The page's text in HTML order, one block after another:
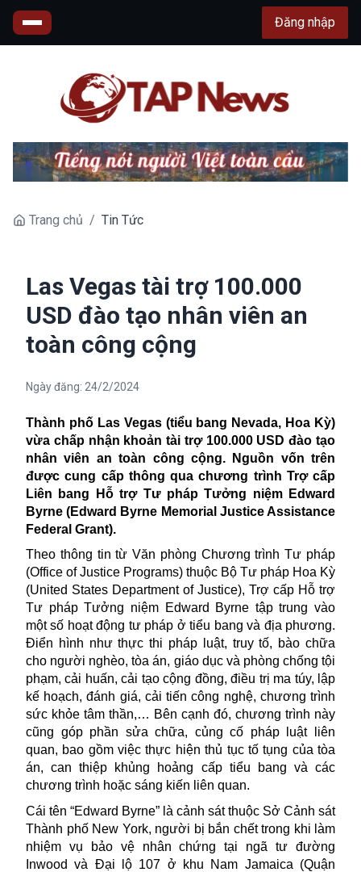
Đăng nhập
Trang chủ / Tin Tức
Las Vegas tài trợ 100.000
USD đào tạo nhân viên an
toàn công cộng
Ngày đăng: 24/2/2024
Thành phố Las Vegas (tiểu bang Nevada, Hoa Kỳ)
vừa chấp nhận khoản tài trợ 100.000 USD đào tạo
nhân viên an toàn công cộng. Nguồn vốn trên
được cung cấp thông qua chương trình Trợ cấp
Liên bang Hỗ trợ Tư pháp Tưởng niệm Edward
Byrne (Edward Byrne Memorial Justice Assistance
Federal Grant).
Theo thông tin từ Văn phòng Chương trình Tư pháp
(Office of Justice Programs) thuộc Bộ Tư pháp Hoa Kỳ
(United States Department of Justice), Trợ cấp Hỗ trợ
Tư pháp Tưởng niệm Edward Byrne tập trung vào
một số hoạt động tư pháp ở tiểu bang và địa phương.
Điển hình như thực thi pháp luật, truy tố, bào chữa
cho người nghèo, tòa án, giáo dục và phòng chống tội
phạm, cải huấn, cải tạo cộng đồng, điều trị ma túy, lập
kế hoạch, đánh giá, cải tiến công nghệ, chương trình
sức khỏe tâm thần,… Bên cạnh đó, chương trình này
cũng góp phần sửa chữa, củng cố pháp luật liên
quan, bao gồm việc thực hiện thủ tục tố tụng của tòa
án, can thiệp khủng hoảng cấp tiểu bang và các
chương trình hoặc sáng kiến liên quan.
Cái tên “Edward Byrne” là cảnh sátthuộc Sở Cảnh sát
Thành phố New York, người bị bắn chết trong khi làm
nhiệm vụ bảo vệ nhân chứng tại ngã tư đường
Inwood và Đại lộ 107 ở khu Nam Jamaica (Quận